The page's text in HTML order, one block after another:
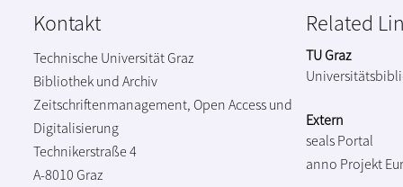
Kontakt
Technische Universität Graz
Bibliothek und Archiv
Zeitschriftenmanagement, Open Access und
Digitalisierung
Technikerstraße 4
A-8010 Graz
Related
TU Graz
Extern
seals Portal
anno Projekt